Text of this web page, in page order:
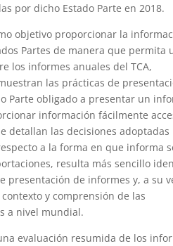
por dicho Estado Parte en 2018.
objetivo proporcionar la
Partes de manera que permita
los informes anuales del TCA,
las prácticas de
Parte obligado a presentar un
información fácilmente
detallan las decisiones adoptadas
a la forma en que informa
resulta más sencillo
presentación de informes y, a su
y comprensión de las
a nivel mundial.
evaluación resumida de los